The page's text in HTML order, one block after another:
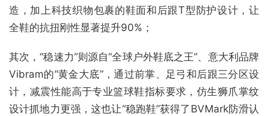
造，加上科技织物包裹的鞋面和后跟T型防护设计，让
全鞋的抗扭刚性显著提升90%；
其次，“稳速力”则源自“全球户外鞋底之王”、意大利品牌
Vibram的“黄金大底”，通过前掌、足弓和后跟三分区设
计，减震性能高于专业篮球鞋指标要求，仿生狮爪掌纹
设计抓地力更强，这也让“稳跑鞋”获得了BVMark防滑认